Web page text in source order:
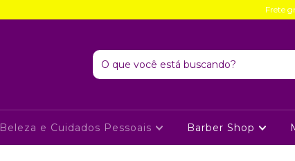
Frete
Beleza e Cuidados Pessoais Barber Shop